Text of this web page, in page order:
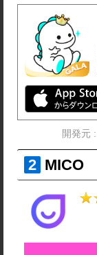
開発元 :
MICO